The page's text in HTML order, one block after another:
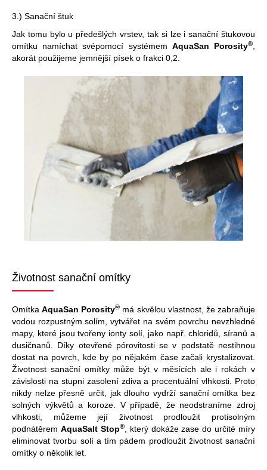
3.) Sanační štuk
Jak tomu bylo u předešlých vrstev, tak si lze i sanační štukovou
omítku namíchat svépomocí systémem AquaSan Porosity®
akorát použijeme jemnější písek o frakci 0,2.
Životnost sanační omítky
OmítkaAquaSan Porosity® má skvělou vlastnost, že zabraňuje
vodou rozpustným solím, vytvářet na svém povrchu nevzhledné
mapy, které jsou tvořeny ionty solí, jako např. chloridů, síranů a
dusičnanů. Díky otevřené pórovitosti se v podstatě nestihnou
dostat na povrch, kde by po nějakém čase začali krystalizovat.
Životnost sanační omítky může být v měsících ale i rokách v
závislosti na stupni zasolení zdiva a procentuální vlhkosti. Proto
nikdy nelze přesně určit, jak dlouho vydrží sanační omítka bez
solných výkvětů a koroze. V případě, že neodstraníme zdroj
vlhkosti, můžeme její životnost prodloužit protisolným
podnátěrem AquaSalt Stop®, který dokáže zase do určité míry
eliminovat tvorbu solí a tím pádem prodloužit životnost sanační
omítky o několik let.